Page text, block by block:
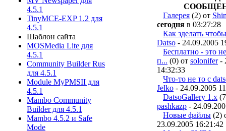
4.5.1
TinyMCE-EXP 1.2 для
4.5.1
Шаблон сайта
MOSMedia Lite для
4.5.1
Community Builder Rus
для 4.5.1
Module MyPMSII для
4.5.1
Mambo Community
Builder для 4.5.1
Mambo 4.5.2 и Safe
Mode
Галерея (2) от
сегодня в 03:27:28
Как зделать
Datso - 24.09.2005
Бесплатно - это
п... (0) от solonifer-
14:32:33
Что-то не то с
Jelko - 24.09.2005
DatsoGallery 1.x
pashkazp -
Новые файлы (2)
23.09.2005 16:21:42